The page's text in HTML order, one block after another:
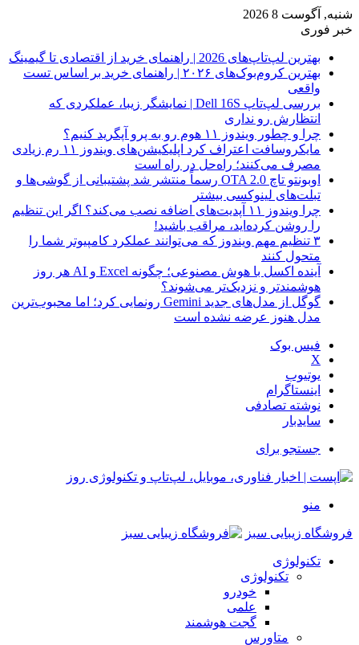
شنبه, آگوست 8 2026
خبر فوری
بهترین لپ‌تاپ‌های 2026 | راهنمای خرید از اقتصادی تا گیمینگ
بهترین کروم‌بوک‌های ۲۰۲۶ | راهنمای خرید بر اساس تست
واقعی
بررسی لپ‌تاپ Dell 16S | نمایشگر زیبا، عملکردی که
انتظارش رو نداری
چرا و چطور ویندوز ۱۱ هوم رو به پرو آپگرید کنیم؟
مایکروسافت اعتراف کرد اپلیکیشن‌های ویندوز ۱۱ رم زیادی
مصرف می‌کنند؛ راه‌حل در راه است
اوبونتو تاچ OTA 2.0 رسماً منتشر شد پشتیبانی از گوشی‌ها و
تبلت‌های لینوکسی بیشتر
چرا ویندوز ۱۱ آپدیت‌های اضافه نصب می‌کند؟ اگر این تنظیم
را روشن کرده‌اید، مراقب باشید!
۳ تنظیم مهم ویندوز که می‌توانند عملکرد کامپیوتر شما را
متحول کنند
آینده اکسل با هوش مصنوعی؛ چگونه Excel و AI هر روز
هوشمندتر و نزدیک‌تر می‌شوند؟
گوگل از مدل‌های جدید Gemini رونمایی کرد؛ اما محبوب‌ترین
مدل هنوز عرضه نشده است
فیس بوک
X
یوتیوب
اینستاگرام
نوشته تصادفی
سایدبار
جستجو برای
منو
فروشگاه زیبایی سبز
تکنولوژی
تکنولوژی
خودرو
علمی
گجت هوشمند
متاورس